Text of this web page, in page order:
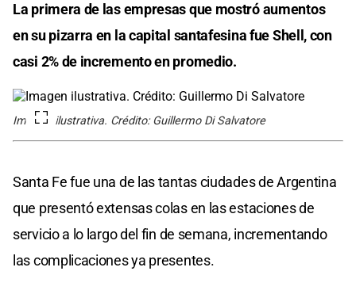
La primera de las empresas que mostró aumentos
en su pizarra en la capital santafesina fue Shell, con
casi 2% de incremento en promedio.
Imagen ilustrativa. Crédito: Guillermo Di Salvatore
Santa Fe fue una de las tantas ciudades de Argentina
que presentó extensas colas en las estaciones de
servicio a lo largo del fin de semana, incrementando
las complicaciones ya presentes.